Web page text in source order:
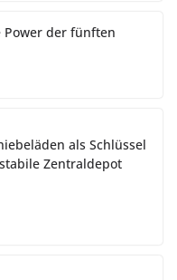
Power der fünften
als Schlüssel
Zentraldepot